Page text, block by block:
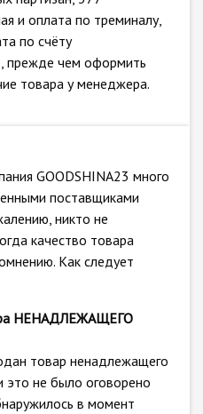
и оплата по треминалу,
по счёту
прежде чем оформить
товара у менеджера.
GOODSHINA23 много
поставщиками
никто не
качество товара
Как следует
НЕНАДЛЕЖАЩЕГО
товар ненадлежащего
это не было оговорено
в момент